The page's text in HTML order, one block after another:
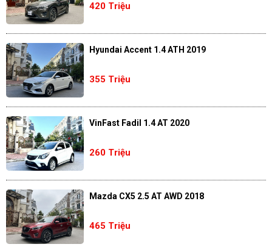
420 Triệu
Hyundai Accent 1.4 ATH 2019
355 Triệu
VinFast Fadil 1.4 AT 2020
260 Triệu
Mazda CX5 2.5 AT AWD 2018
465 Triệu